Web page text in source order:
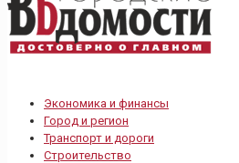
Экономика и финансы
Город и регион
Транспорт и дороги
Строительство